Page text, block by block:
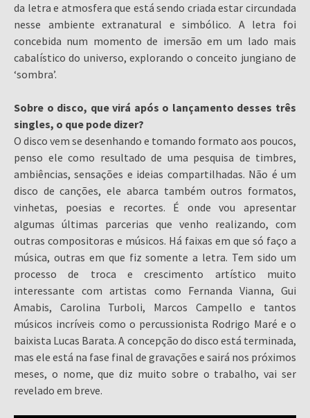
da letra e atmosfera que está sendo criada estar circundada
nesse ambiente extranatural e simbólico. A letra foi
concebida num momento de imersão em um lado mais
cabalístico do universo, explorando o conceito jungiano de
‘sombra’.
Sobre o disco, que virá após o lançamento desses três
singles, o que pode dizer?
O disco vem se desenhando e tomando formato aos poucos,
penso ele como resultado de uma pesquisa de timbres,
ambiências, sensações e ideias compartilhadas. Não é um
disco de canções, ele abarca também outros formatos,
vinhetas, poesias e recortes. É onde vou apresentar
algumas últimas parcerias que venho realizando, com
outras compositoras e músicos. Há faixas em que só faço a
música, outras em que fiz somente a letra. Tem sido um
processo de troca e crescimento artístico muito
interessante com artistas como Fernanda Vianna, Gui
Amabis, Carolina Turboli, Marcos Campello e tantos
músicos incríveis como o percussionista Rodrigo Maré e o
baixista Lucas Barata. A concepção do disco está terminada,
mas ele está na fase final de gravações e sairá nos próximos
meses, o nome, que diz muito sobre o trabalho, vai ser
revelado em breve.